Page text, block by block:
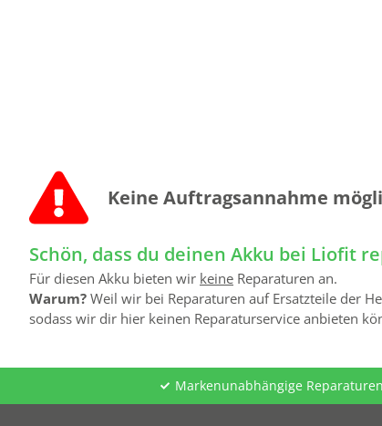
Keine Auftrags­annahme
Schön, dass du deinen Akku bei Liofit
Für diesen Akku bieten wir keine Reparaturen an.
Warum? Weil wir bei Reparaturen auf Ersatzteile der
sodass wir dir hier keinen Reparaturservice anbieten
Markenunabhängige Reparaturen